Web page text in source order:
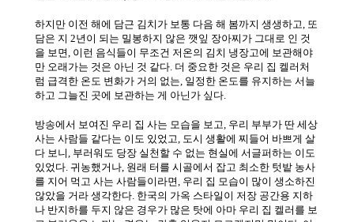
하지만 이전 해에 담근 김치가 보통 다음 해 봄까지 생생하고, 또
담은 지 2년이 되는 밀봉하지 않은 깻잎 장아찌가 그대로 인 것
을 보면, 이런 음식들이 무조건 저온의 김치 냉장고에 보관해야
만 오래가는 것은 아닌 것 같다. 더 중요한 것은 우리 집 켈러처
럼 급격한 온도 변화가 거의 없는, 일정한 온도를 유지하는 서늘
하고 그늘진 곳에 보관하는 게 아닌가 싶다.
방송에서 보여진 우리 집 사는 모습을 보고, 우리 부부가 딴 세상
사는 사람들 같다는 이도 있었고, 도시 생활에 찌들어 바쁘게 살
다 보니, 부러워도 당장 실천할 수 없는 현실에 서글퍼하는 이도
있었다. 귀농했거나, 원래 터를 시골에서 잡고 최소한 텃밭 농사
를 지어 먹고 사는 사람들이라면, 우리 집 모습이 많이 생소하진
않았을 거라 생각한다. 한국의 가옥 스타일이 저장 공간용 지하
나 반지하를 두지 않은 경우가 많은 탓에 아마 우리 집 켈러를 보